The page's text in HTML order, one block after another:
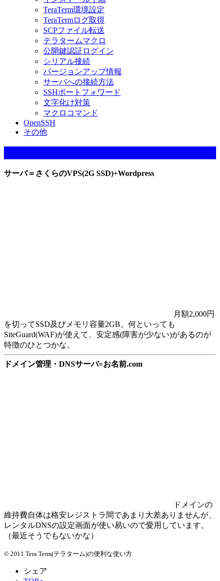
TeraTerm環境設定
TeraTermログ取得
SCPファイル転送
テラタームマクロ
公開鍵認証ログイン
シリアル接続
バージョンアップ情報
サーバへの接続方法
SSHポートフォワード
文字化け対策
マクロコマンド
OpenSSH
その他
サーバ＝さくらのVPS(2G SSD)+Wordpress
月額2,000円
を切ってSSD及びメモリ容量2GB。何といっても
SiteGuard(WAF)が使えて、安定感(障害が少ない)があるのが
特徴のひとつかな。
ドメイン管理・DNSサーバ=お名前.com
ドメインの
維持費自体は格安レジストラ間であまり大差ありませんが、
レンタルDNSの設定画面が使い易いので愛用しています。
（最近そうでもないかな）
© 2011 Tera Term(テラターム)の便利な使い方
シェア